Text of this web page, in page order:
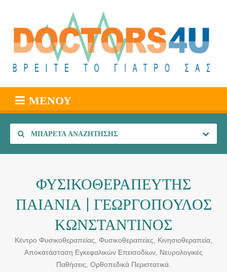
ΜΕΝΟΎ
ΜΠΑΡΈΤΑ ΑΝΑΖΉΤΗΣΗΣ
ΦΥΣΙΚΟΘΕΡΑΠΕΥΤΗΣ
ΠΑΙΑΝΙΑ | ΓΕΩΡΓΟΠΟΥΛΟΣ
ΚΩΝΣΤΑΝΤΙΝΟΣ
Κέντρο Φυσικοθεραπείας, Φυσικοθεραπείες, Κινησιοθεραπεία,
Αποκατάσταση Εγκεφαλικών Επεισοδίων, Νευρολογικές
Παθήσεις, Ορθοπεδικά Περιστατικά.